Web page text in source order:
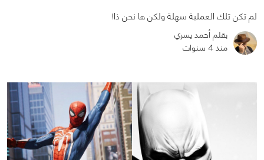
0
0
لم تكن تلك العملية سهلة ولكن ها نحن ذا!
بقلم أحمد يسري
منذ 4 سنوات